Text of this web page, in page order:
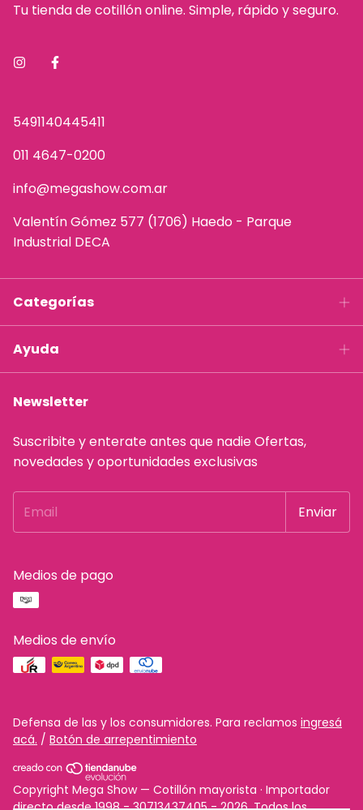
Tu tienda de cotillón online. Simple, rápido y seguro.
5491140445411
011 4647-0200
info@megashow.com.ar
Valentín Gómez 577 (1706) Haedo - Parque
Industrial DECA
Categorías
Ayuda
Newsletter
Suscribite y enterate antes que nadie Ofertas,
novedades y oportunidades exclusivas
Medios de pago
Medios de envío
Defensa de las y los consumidores. Para reclamos ingresá
acá. / Botón de arrepentimiento
Copyright Mega Show — Cotillón mayorista · Importador
directo desde 1998 - 30713437405 - 2026. Todos los